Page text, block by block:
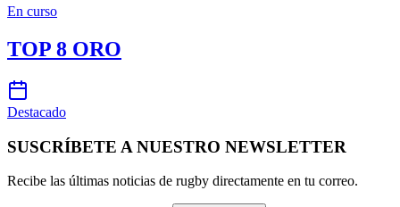
En curso
TOP 8 ORO
Destacado
SUSCRÍBETE A NUESTRO NEWSLETTER
Recibe las últimas noticias de rugby directamente en tu correo.